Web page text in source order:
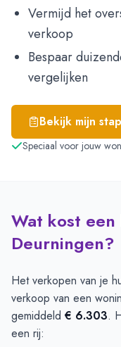
Vermijd het
verkoop
Bespaar
vergelijken
Bekijk mijn
Speciaal voor jouw
Wat kost
Deurningen?
Het verkopen van je
verkoop van een
gemiddeld € 6.303.
een rij: